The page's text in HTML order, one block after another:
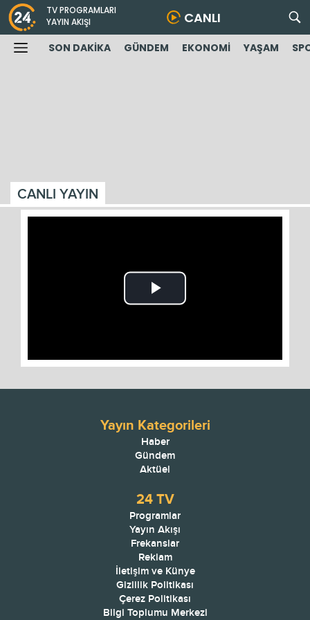
TV PROGRAMLARI
YAYIN AKIŞI
CANLI
SON DAKİKA GÜNDEM EKONOMİ YAŞAM
CANLI YAYIN
Play
Yayın Kategorileri
Haber
Gündem
Aktüel
24 TV
Programlar
Yayın Akışı
Frekanslar
Reklam
İletişim ve Künye
Gizlilik Politikası
Çerez Politikası
Bilgi Toplumu Merkezi